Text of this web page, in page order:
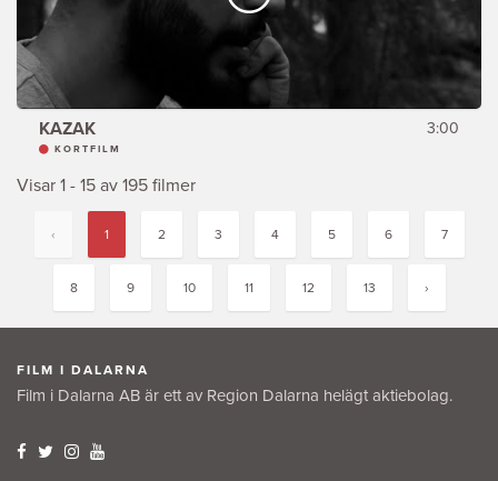
KAZAK 3:00
KORTFILM
Visar 1 - 15 av 195 filmer
‹ 1 2 3 4 5 6 7
8 9 10 11 12 13 ›
FILM I DALARNA
Film i Dalarna AB är ett av Region Dalarna helägt aktiebolag.